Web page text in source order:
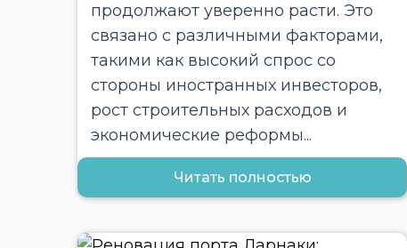
продолжают уверенно расти. Это
связано с различными факторами,
такими как высокий спрос со
стороны иностранных инвесторов,
рост строительных расходов и
экономические реформы...
Читать полностью